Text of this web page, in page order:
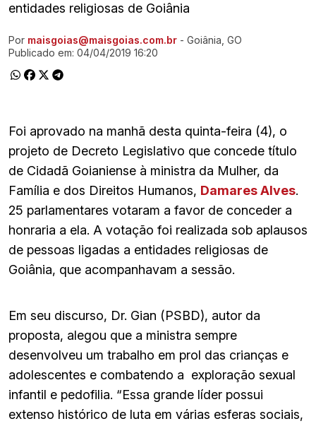
entidades religiosas de Goiânia
Ir direto pra matéria
Por maisgoias@maisgoias.com.br - Goiânia, GO
Publicado em: 04/04/2019 16:20
Foi aprovado na manhã desta quinta-feira (4), o
projeto de Decreto Legislativo que concede título
de Cidadã Goianiense à ministra da Mulher, da
Família e dos Direitos Humanos, Damares Alves.
25 parlamentares votaram a favor de conceder a
honraria a ela. A votação foi realizada sob aplausos
de pessoas ligadas a entidades religiosas de
Goiânia, que acompanhavam a sessão.
Em seu discurso, Dr. Gian (PSBD), autor da
proposta, alegou que a ministra sempre
desenvolveu um trabalho em prol das crianças e
adolescentes e combatendo a exploração sexual
infantil e pedofilia. “Essa grande líder possui
extenso histórico de luta em várias esferas sociais,